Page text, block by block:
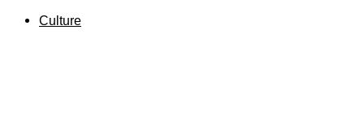
Culture